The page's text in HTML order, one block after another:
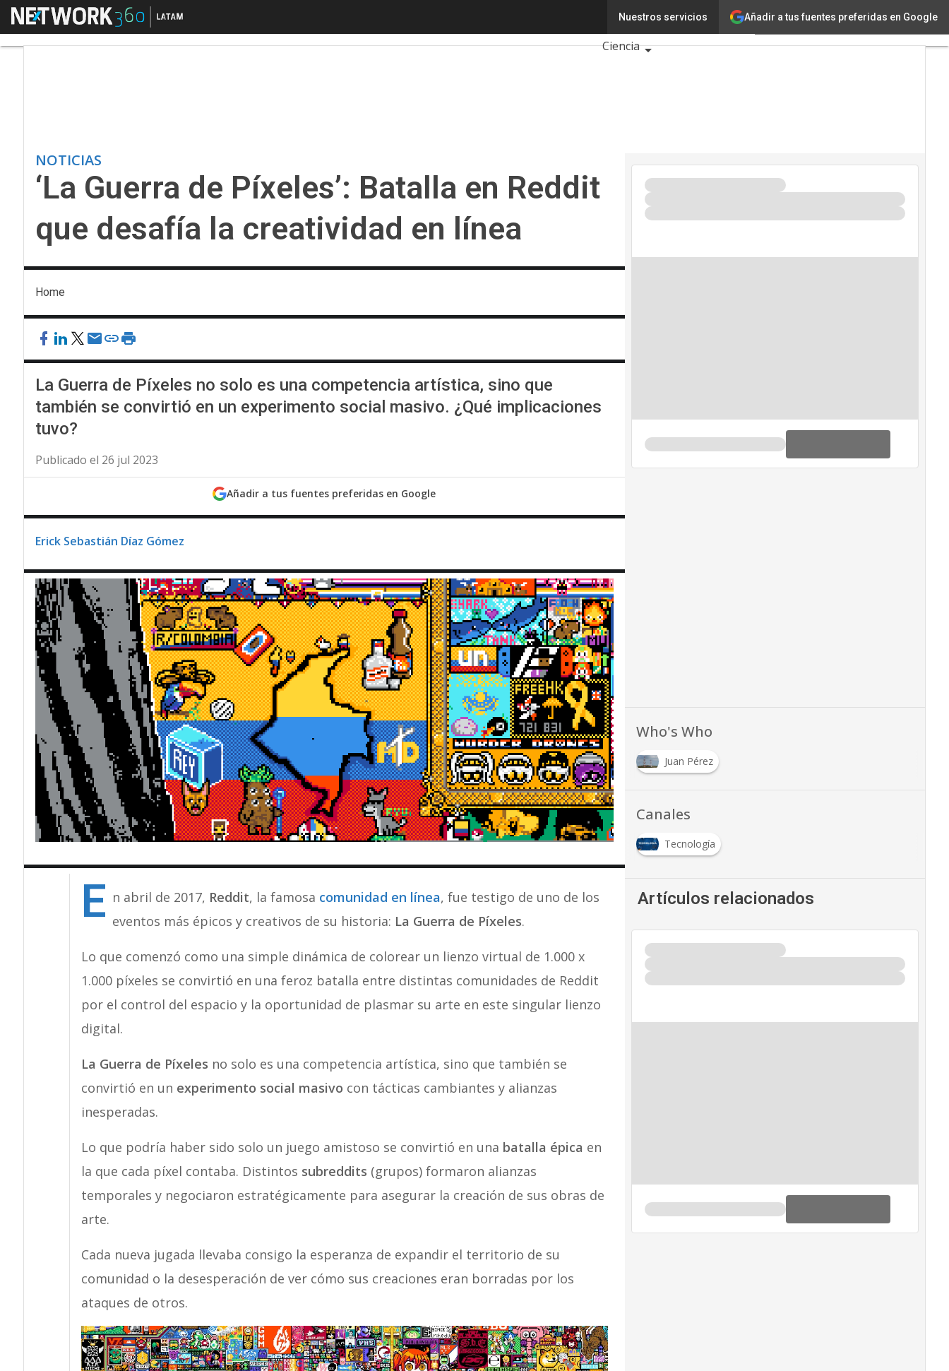
Añadir a tus fuentes preferidas en Google
Nuestros servicios
Menú Tecnología
Innovación
Ciencia
NOTICIAS
‘La Guerra de Píxeles’: Batalla en Reddit
que desafía la creatividad en línea
Home
La Guerra de Píxeles no solo es una competencia artística, sino que
también se convirtió en un experimento social masivo. ¿Qué implicaciones
tuvo?
Publicado el 26 jul 2023
Añadir a tus fuentes preferidas en Google
Erick Sebastián Díaz Gómez
E n abril de 2017, Reddit, la famosa comunidad en línea, fue testigo de uno de los
eventos más épicos y creativos de su historia: La Guerra de Píxeles.
Lo que comenzó como una simple dinámica de colorear un lienzo virtual de 1.000 x
1.000 píxeles se convirtió en una feroz batalla entre distintas comunidades de Reddit
por el control del espacio y la oportunidad de plasmar su arte en este singular lienzo
digital.
La Guerra de Píxeles no solo es una competencia artística, sino que también se
convirtió en un experimento social masivo con tácticas cambiantes y alianzas
inesperadas.
Lo que podría haber sido solo un juego amistoso se convirtió en una batalla épica en
la que cada píxel contaba. Distintos subreddits (grupos) formaron alianzas
temporales y negociaron estratégicamente para asegurar la creación de sus obras de
arte.
Cada nueva jugada llevaba consigo la esperanza de expandir el territorio de su
comunidad o la desesperación de ver cómo sus creaciones eran borradas por los
ataques de otros.
Who's Who
Juan Pérez
Canales
Tecnología
Artículos relacionados